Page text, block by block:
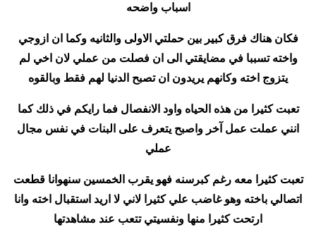
اسباب واضحه
فكان هناك فرق كبير بين حملتي الاولى والثانيه وكما ان ازوجي
واخته تسببا في مضايقتي الى ان فصلت من عملي لان اخي لم
يتزوج اخته وكانهم يريدون ان تصبح الدنيا لهم فقط وبالقوه
تعبت كثيرا من هذه الحياه واود الانفصال فما رايكم في ذلك كما
انني عملت عمل آخر واصبح يتعرف على البنات في نفس مجال
عملي
تعبت كثيرا معه رغم كبرسنه فهو يقرب الخمسين سنهوانا قطعت
اتصالي باخته وهو غاضب علي كثيرا لاني لا اريد استقبال اخته وانا
ارتحت كثيرا منها ونفسيتي تتعب عند مشاهدتها